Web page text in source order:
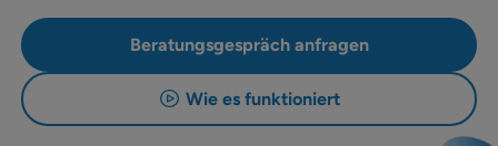
Beratungsgespräch anfragen
Wie es funktioniert